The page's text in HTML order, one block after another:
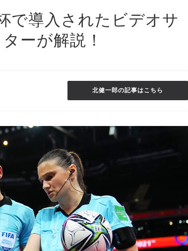
で導入されたビデオサ
ーが解説！
北健一郎の記事はこちら